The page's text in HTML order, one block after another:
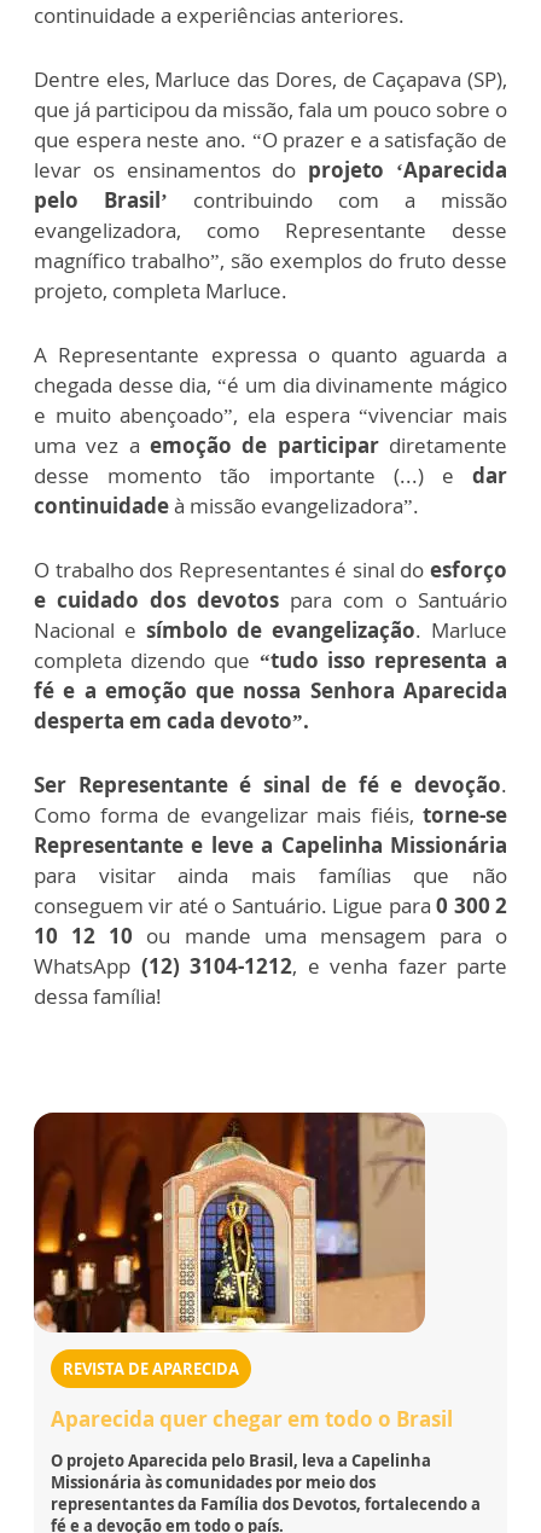
continuidade a experiências anteriores.
Dentre eles, Marluce das Dores, de Caçapava (SP),
que já participou da missão, fala um pouco sobre o
que espera neste ano. “O prazer e a satisfação de
levar os ensinamentos do projeto ‘Aparecida
pelo Brasil’ contribuindo com a missão
evangelizadora, como Representante desse
magnífico trabalho”, são exemplos do fruto desse
projeto, completa Marluce.
A Representante expressa o quanto aguarda a
chegada desse dia, “é um dia divinamente mágico
e muito abençoado”, ela espera “vivenciar mais
uma vez a emoção de participar diretamente
desse momento tão importante (...) e dar
continuidadeà missão evangelizadora”.
O trabalho dos Representantes é sinal do esforço
e cuidado dos devotos para com o Santuário
Nacional e símbolo de evangelização. Marluce
completa dizendo que “tudo isso representa a
fé e a emoção que nossa Senhora Aparecida
desperta em cada devoto”.
Ser Representante é sinal de fé e devoção.
Como forma de evangelizar mais fiéis, torne-se
Representante e leve a Capelinha Missionária
para visitar ainda mais famílias que não
conseguem vir até o Santuário. Ligue para 0 300 2
10 12 10 ou mande uma mensagem para o
WhatsApp (12) 3104-1212, e venha fazer parte
dessa família!
REVISTA DE APARECIDA
Aparecida quer chegar em todo o Brasil
O projeto Aparecida pelo Brasil, leva a Capelinha
Missionária às comunidades por meio dos
representantes da Família dos Devotos, fortalecendo a
fé e a devoção em todo o país.